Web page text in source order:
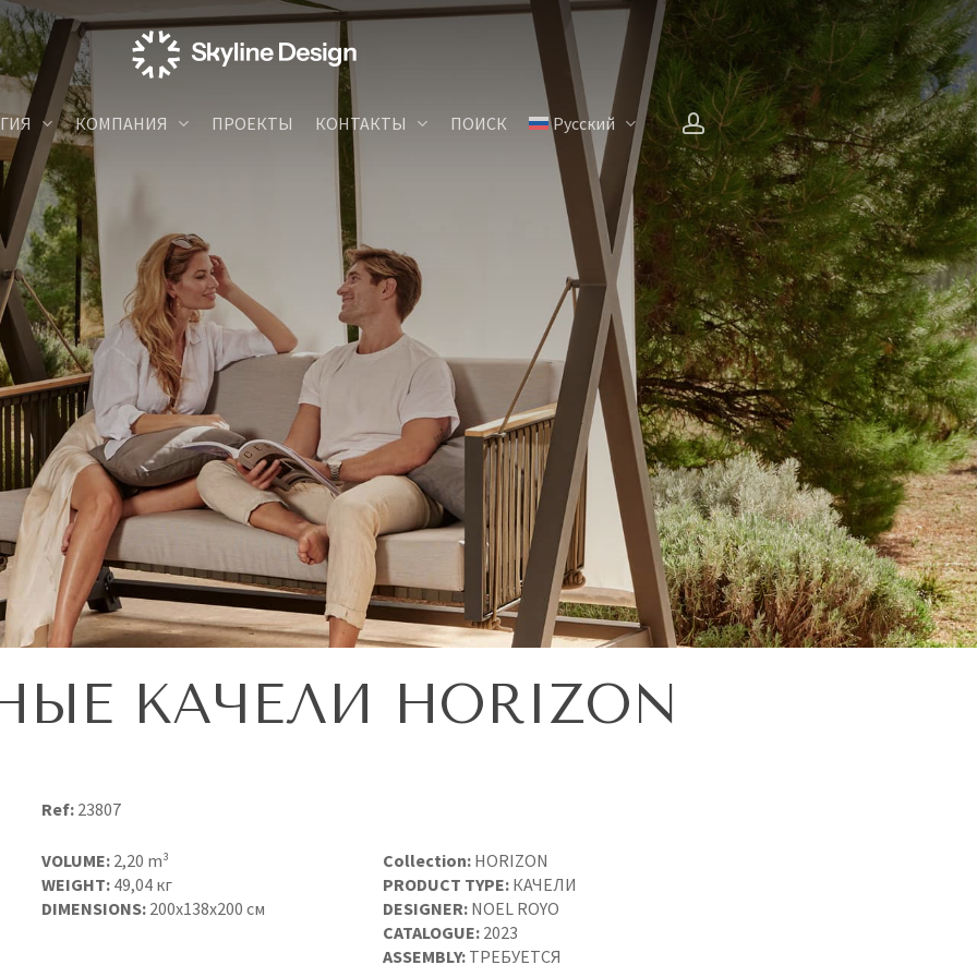
КОМПАНИЯ ПРОЕКТЫ КОНТАКТЫ ПОИСК Русский account
КАЧЕЛИ HORIZON
Ref:23807
VOLUME: 2,20 m³
WEIGHT: 49,04 кг
DIMENSIONS: 200x138x200 см
Collection: HORIZON
PRODUCT TYPE: КАЧЕЛИ
DESIGNER: NOEL ROYO
CATALOGUE: 2023
ASSEMBLY: ТРЕБУЕТСЯ